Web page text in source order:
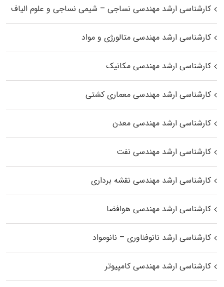
کارشناسی ارشد مهندسی نساجی – شیمی نساجی و علوم الیاف
کارشناسی ارشد مهندسی متالورژی و مواد
کارشناسی ارشد مهندسی مکانیک
کارشناسی ارشد مهندسی معماری کشتی
کارشناسی ارشد مهندسی معدن
کارشناسی ارشد مهندسی نفت
کارشناسی ارشد مهندسی نقشه برداری
کارشناسی ارشد مهندسی هوافضا
کارشناسی ارشد نانوفناوری – نانومواد
کارشناسی ارشد مهندسی کامپیوتر